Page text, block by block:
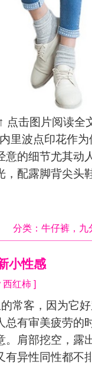
↑ 点击图片阅读全
波点印花作为
意的细节尤其动
，配露脚背尖头
分类： 牛仔裤 ， 九
小性感
西红柿 ]
客，因为它好
总有审美疲劳的
。肩部挖空，露
有异性同性都不